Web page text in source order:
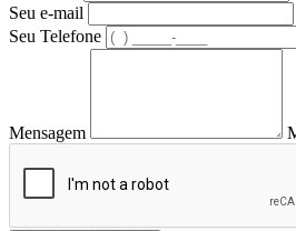
Seu e-mail
Seu Telefone
Mensagem